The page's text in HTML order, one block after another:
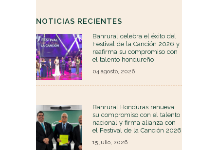
NOTICIAS RECIENTES
Banrural celebra el éxito del
Festival de la Canción 2026 y
reafirma su compromiso con
el talento hondureño
04 agosto, 2026
Banrural Honduras renueva
su compromiso con el talento
nacional y firma alianza con
el Festival de la Canción 2026
15 julio, 2026